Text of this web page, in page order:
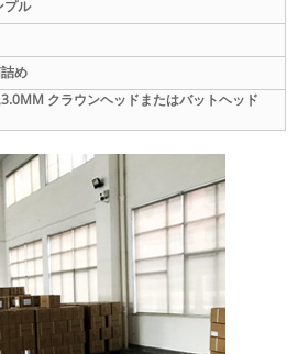
プル
め
クラウンヘッドまたはバットヘッド